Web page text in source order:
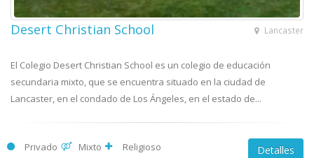
Lancaster
Desert Christian School
El Colegio Desert Christian School es un colegio de educación
secundaria mixto, que se encuentra situado en la ciudad de
Lancaster, en el condado de Los Ángeles, en el estado de...
Detalles
Privado Mixto Religioso